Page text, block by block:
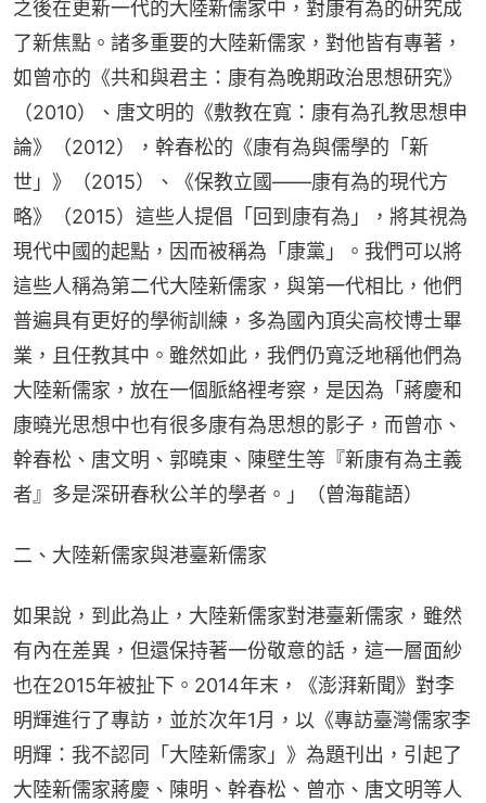
之後在更新一代的大陸新儒家中，對康有為的研究成
了新焦點。諸多重要的大陸新儒家，對他皆有專著，
如曾亦的《共和與君主：康有為晚期政治思想研究》
（2010）、唐文明的《敷教在寬：康有為孔教思想申
論》（2012），幹春松的《康有為與儒學的「新
世」》（2015）、《保教立國——康有為的現代方
略》（2015）這些人提倡「回到康有為」，將其視為
現代中國的起點，因而被稱為「康黨」。我們可以將
這些人稱為第二代大陸新儒家，與第一代相比，他們
普遍具有更好的學術訓練，多為國內頂尖高校博士畢
業，且任教其中。雖然如此，我們仍寬泛地稱他們為
大陸新儒家，放在一個脈絡裡考察，是因為「蔣慶和
康曉光思想中也有很多康有為思想的影子，而曾亦、
幹春松、唐文明、郭曉東、陳壁生等『新康有為主義
者』多是深研春秋公羊的學者。」（曾海龍語）
二、大陸新儒家與港臺新儒家
如果說，到此為止，大陸新儒家對港臺新儒家，雖然
有內在差異，但還保持著一份敬意的話，這一層面紗
也在2015年被扯下。2014年末，《澎湃新聞》對李
明輝進行了專訪，並於次年1月，以《專訪臺灣儒家李
明輝：我不認同「大陸新儒家」》為題刊出，引起了
大陸新儒家蔣慶、陳明、幹春松、曾亦、唐文明等人